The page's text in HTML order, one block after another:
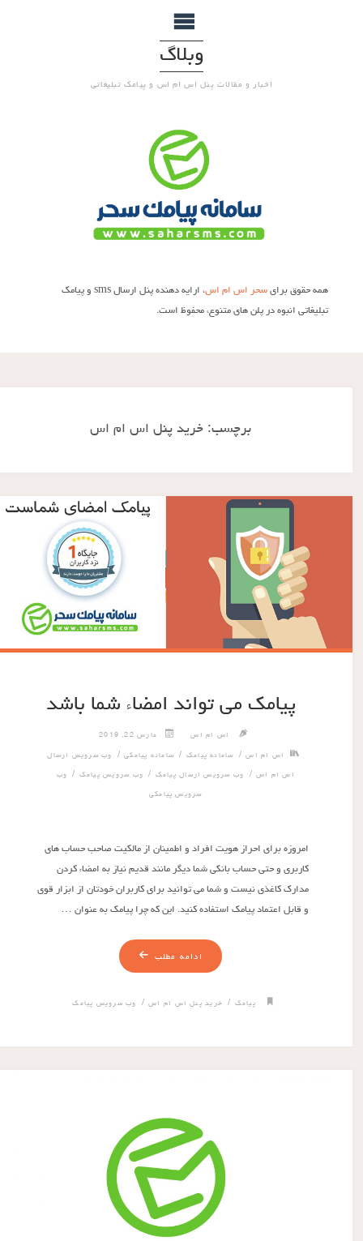
وبلاگ
اخبار و مقالات پنل اس ام اس و پیامک تبلیغاتی
همه حقوق برایسحر اس ام اس
، ارایه دهنده پنل ارسال sms و پیامک
تبلیغاتی انبوه در پلن های متنوع، محفوظ است.
برچسب:خرید پنل اس ام اس
پیامک می تواند امضاء شما باشد
اس ام اس مارس 22, 2019
اس ام اس/ سامانه پیامک/ سامانه پیامکی/ وب سرویس ارسال
اس ام اس/ وب سرویس ارسال پیامک/ وب سرویس پیامک/ وب
سرویس پیامکی
امروزه برای احراز هویت افراد و اطمینان از مالکیت صاحب حساب های
کاربری و حتی حساب بانکی شما دیگر مانند قدیم نیاز به امضاء کردن
مدارک کاغذی نیست و شما می توانید برای کاربران خودتان از ابزار قوی
و قابل اعتماد پیامک استفاده کنید. این که چرا پیامک به عنوان …
ادامه مطلب
پیامک/ خرید پنل اس ام اس / وب سرویس پیامک